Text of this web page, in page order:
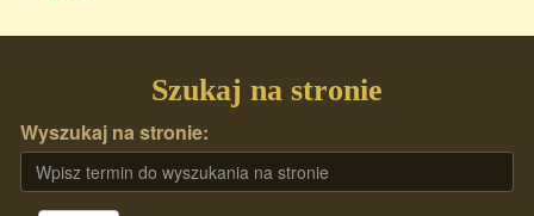
Szukaj na stronie
Wyszukaj na stronie: